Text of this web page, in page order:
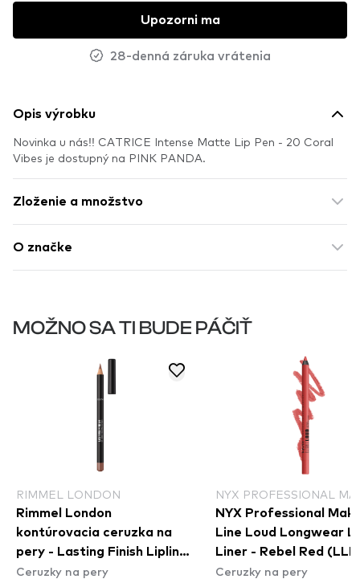
Upozorni ma
28-denná záruka vrátenia
Opis výrobku
Novinka u nás!! CATRICE Intense Matte Lip Pen - 20 Coral
Vibes je dostupný na PINK PANDA.
Zloženie a množstvo
O značke
MOŽNO SA TI BUDE PÁČIŤ
RIMMEL LONDON
Rimmel London
kontúrovacia ceruzka na
pery - Lasting Finish Lipliner
- 705 Cappuccino (GIFT)
Ceruzky na pery
NYX PROFESSIONAL
NYX Professional
Line Loud Longwear
Liner - Rebel Red
Ceruzky na pery